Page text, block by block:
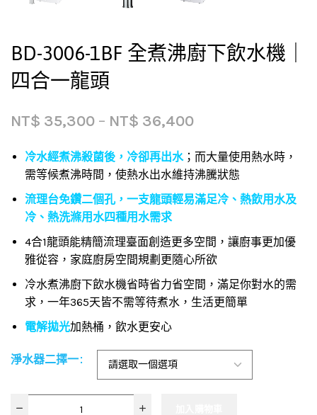
BD-3006-1BF 全煮沸廚下飲水機｜
四合一龍頭
NT$ 35,300 – NT$ 36,400
冷水經煮沸殺菌後，冷卻再出水；而大量使用熱水時，
需等候煮沸時間，使熱水出水維持沸騰狀態
流理台免鑽二個孔，一支龍頭輕易滿足冷、熱飲用水及
冷、熱洗滌用水四種用水需求
4合1龍頭能精簡流理臺面創造更多空間，讓廚事更加優
雅從容，家庭廚房空間規劃更隨心所欲
冷水煮沸廚下飲水機省時省力省空間，滿足你對水的需
求，一年365天皆不需等待煮水，生活更簡單
電解拋光加熱桶，飲水更安心
淨水器二擇一